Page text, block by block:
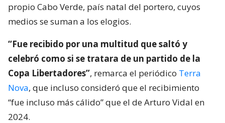
propio Cabo Verde, país natal del portero, cuyos
medios se suman a los elogios.
“Fue recibido por una multitud que saltó y
celebró como si se tratara de un partido de la
Copa Libertadores”, remarca el periódico Terra
Nova, que incluso consideró que el recibimiento
“fue incluso más cálido” que el de Arturo Vidal en
2024.